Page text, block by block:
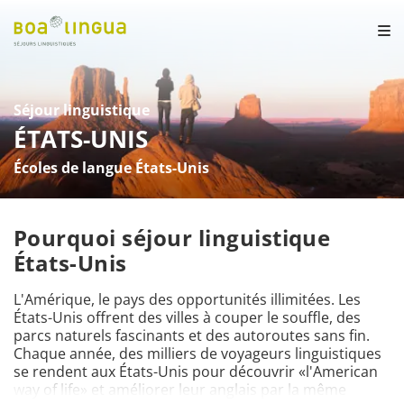
Séjour linguistique
ÉTATS-UNIS
Écoles de langue États-Unis
Pourquoi séjour linguistique
États-Unis
L'Amérique, le pays des opportunités illimitées. Les
États-Unis offrent des villes à couper le souffle, des
parcs naturels fascinants et des autoroutes sans fin.
Chaque année, des milliers de voyageurs linguistiques
se rendent aux États-Unis pour découvrir «l'American
way of life» et améliorer leur anglais par la même